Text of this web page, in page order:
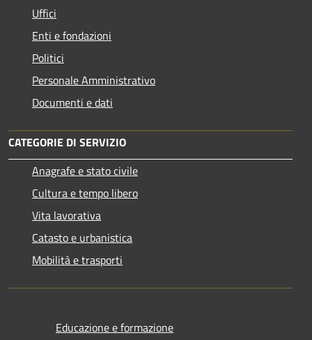
Uffici
Enti e fondazioni
Politici
Personale Amministrativo
Documenti e dati
CATEGORIE DI SERVIZIO
Anagrafe e stato civile
Cultura e tempo libero
Vita lavorativa
Catasto e urbanistica
Mobilità e trasporti
Educazione e formazione